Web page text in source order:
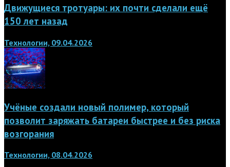
Движущиеся тротуары: их почти сделали ещё
150 лет назад
Технологии, 09.04.2026
Учёные создали новый полимер, который
позволит заряжать батареи быстрее и без риска
возгорания
Технологии, 08.04.2026